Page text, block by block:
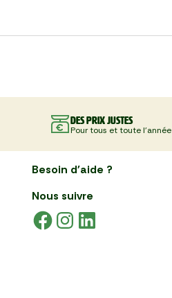
Des prix justes
Pour tous et toute l'année
Besoin d'aide ?
Nous suivre